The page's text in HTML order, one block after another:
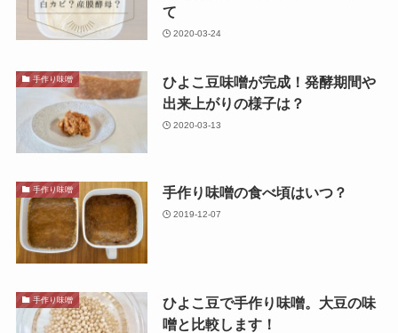
て
2020-03-24
手作り味噌
ひよこ豆味噌が完成！発酵期間や
出来上がりの様子は？
2020-03-13
手作り味噌 手作り味噌の食べ頃はいつ？
2019-12-07
手作り味噌
ひよこ豆で手作り味噌。大豆の味
噌と比較します！